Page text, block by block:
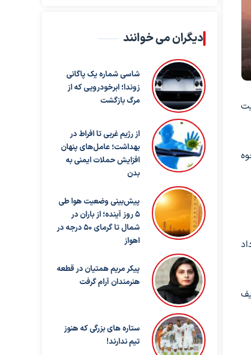
دیگران می خوانند
شاسی شماره یک پاگانی
زوندا؛ ابرخودرویی که از
مرگ بازگشت
از رژیم غربی تا افراط در
بهداشت؛ عامل‌های پنهان
افزایش حملات ایمنی به
بدن
پیش‌بینی وضعیت هوا طی
۵ روز آینده؛ از باران در
شمال تا گرمای ۵۰ درجه در
اهواز
پیکر مریم همتیان در قطعه
هنرمندان آرام گرفت
ستاره های بزرگی که هنوز
تیم ندارند!